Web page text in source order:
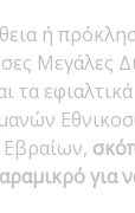
ή
Μεγάλες
τα εφιαλτικά
Εβραίων,
για